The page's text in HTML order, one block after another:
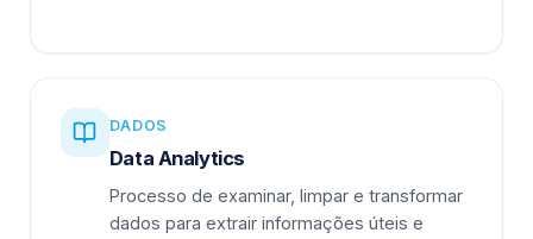
DADOS
Data Analytics
Processo de examinar, limpar e transformar
dados para extrair informações úteis e